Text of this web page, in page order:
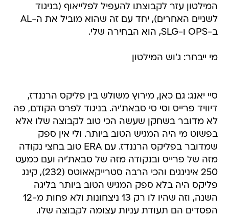
המילטון עזר לקבוצתו להעפיל לפלייאוף (בניגוד
לשניים האחרים), יחד עם זה שהוא מוביל את ה-AL
ב-OPS ו-SLG, הוא הבחירה שלי.
מי ייבחר: ג'וש המילטון
סיי יאנג: גם כאן, מירוץ משולש בין פליקס הרננדז,
דיוויד פרייס וסי סי סבאת'יה. בניגוד לפרס הקודם, פה
לא מדובר בשחקן שעשה הכי טוב לקבוצה שלו אלא
בפשוט מי היה המגיש הטוב ביותר. ולי אין ספק
שמדובר בפליקס הרננדז. עם ERA טוב בחצי נקודה
מזה של פרייס ובנקודה מזה של סבאת'יה ועם כמעט
250 אינינגים והכי הרבה סטרייקאאוטס (232), קינג
פליקס היה בלא ספק המגיש הטוב ביותר בליגה
השנה, וזה שהיו לו רק 13 ניצחונות ולא פחות מ-12
הפסדים הם תעודת עניות עצומה לקבוצה שלו.